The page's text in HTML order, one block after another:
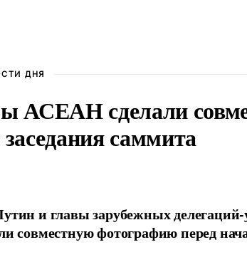
ДНЯ
АСЕАН сделали
саммита
и главы зарубежных
совместную фотографию перед